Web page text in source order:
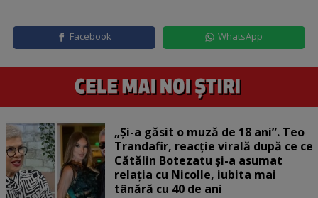
Facebook WhatsApp
„Și-a găsit o muză de 18 ani”. Teo
Trandafir, reacție virală după ce ce
Cătălin Botezatu și-a asumat
relația cu Nicolle, iubita mai
tânără cu 40 de ani